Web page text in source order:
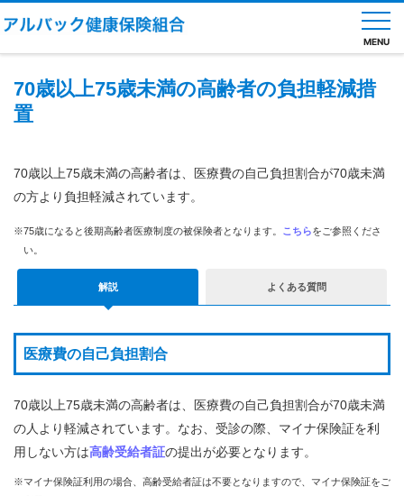
MENU
の
し
く
健
健
康
診
健康
り・
相談
70歳以上75歳未満の高齢者の負担軽減措
置
70歳以上75歳未満の高齢者は、医療費の自己負担割合が70歳未満
の方より負担軽減されています。
※75歳になると後期高齢者医療制度の被保険者となります。 こちらをご参照くださ
い。
解説 よくある質問
医療費の自己負担割合
70歳以上75歳未満の高齢者は、医療費の自己負担割合が70歳未満
の人より軽減されています。なお、受診の際、マイナ保険証を利
用しない方は高齢受給者証の提出が必要となります。
※マイナ保険証利用の場合、高齢受給者証は不要となりますので、マイナ保険証をご